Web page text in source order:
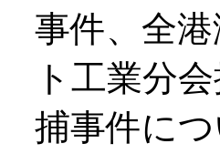
事件、全
ト工業分
捕事件に